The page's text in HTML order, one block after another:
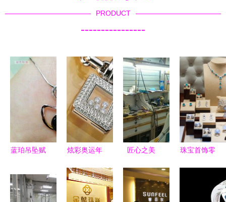
PRODUCT
----------------
蓝珀吊坠赋
2014 珍贵
天然蜜珀与
炫彩奥运年
费热 饰价
格销量齐升
匠心之美
石镶嵌加工
的艺术与价
珠宝首饰零